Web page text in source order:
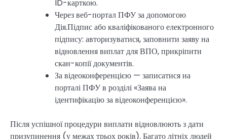
ID-карткою.
Через веб-портал ПФУ за допомогою
Дія.Підпис або кваліфікованого електронного
підпису: авторизуватися, заповнити заяву на
відновлення виплат для ВПО, прикріпити
скан-копії документів.
За відеоконференцією — записатися на
порталі ПФУ в розділі «Заява на
ідентифікацію за відеоконференцією».
Після успішної процедури виплати відновлюють з дати
призупинення (у межах трьох років). Багато літніх людей